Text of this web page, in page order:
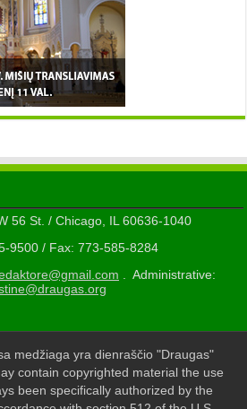
56 St. / Chicago, IL 60636-1040
9500 / Fax: 773-585-8284
. Administrative:
medžiaga yra dienraščio "Draugas"
contain copyrighted material the use
been specifically authorized by the